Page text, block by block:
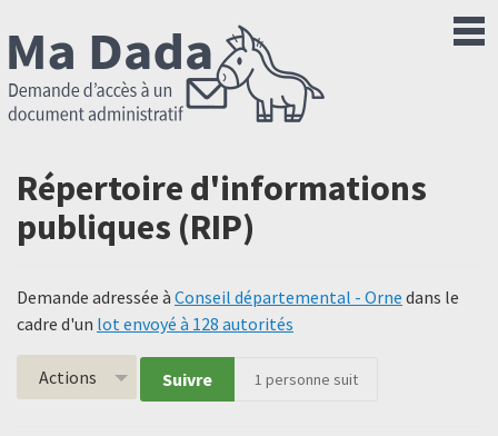
Répertoire d'informations
publiques (RIP)
Demande adressée à Conseil départemental - Orne dans le
cadre d'un lot envoyé à 128 autorités
Actions Suivre 1 personne suit